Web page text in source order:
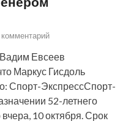
Евсеев
Маркус Гисдоль
Спорт-ЭкспрессСпорт-
52-летнего
10 октября. Срок